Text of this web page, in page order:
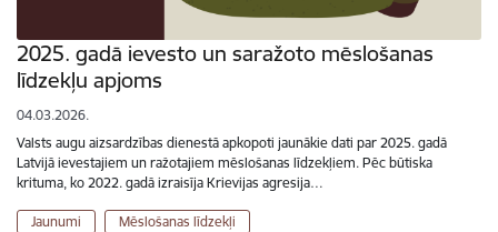
2025. gadā ievesto un saražoto mēslošanas
līdzekļu apjoms
04.03.2026.
Valsts augu aizsardzības dienestā apkopoti jaunākie dati par 2025. gadā
Latvijā ievestajiem un ražotajiem mēslošanas līdzekļiem. Pēc būtiska
krituma, ko 2022. gadā izraisīja Krievijas agresija…
Jaunumi Mēslošanas līdzekļi